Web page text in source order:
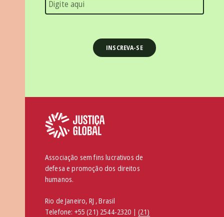
Associação sem fins lucrativos de
defesa e promoção dos direitos
humanos.
Rio de Janeiro, RJ , Brasil
Telefone: +55 (21) 2544-2320 | (21)